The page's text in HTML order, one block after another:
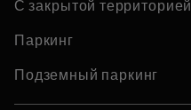
С закрытой территорией
Паркинг
Подземный паркинг